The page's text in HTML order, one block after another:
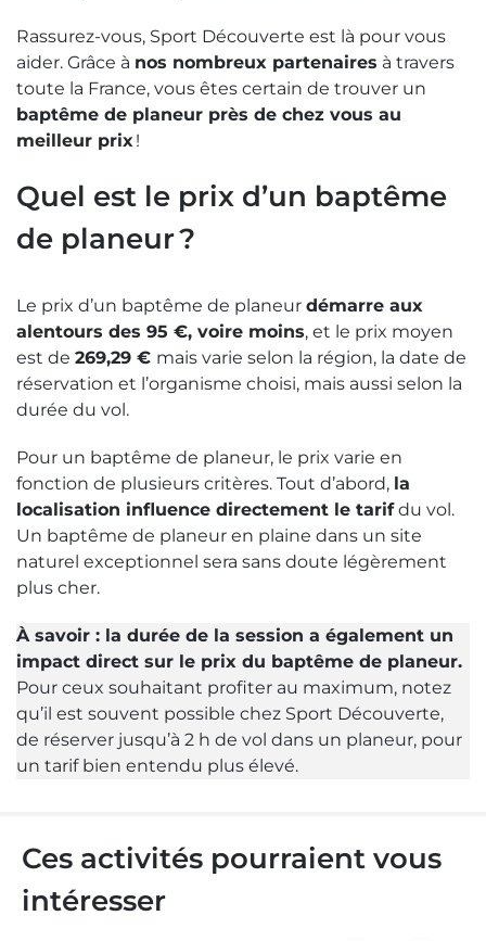
Rassurez-vous, Sport Découverte est là pour vous
aider. Grâce à nos nombreux partenaires à travers
toute la France, vous êtes certain de trouver un
baptême de planeur près de chez vous au
meilleur prix !
Quel est le prix d’un baptême
de planeur ?
Le prix d’un baptême de planeur démarre aux
alentours des 95 €, voire moins, et le prix moyen
est de 269,29 € mais varie selon la région, la date de
réservation et l’organisme choisi, mais aussi selon la
durée du vol.
Pour un baptême de planeur, le prix varie en
fonction de plusieurs critères. Tout d’abord, la
localisation influence directement le tarifdu vol.
Un baptême de planeur en plaine dans un site
naturel exceptionnel sera sans doute légèrement
plus cher.
À savoir : la durée de la session a également un
impact direct sur le prix du baptême de planeur.
Pour ceux souhaitant profiter au maximum, notez
qu’il est souvent possible chez Sport Découverte,
de réserver jusqu’à 2 h de vol dans un planeur, pour
un tarif bien entendu plus élevé.
Ces activités pourraient vous
intéresser